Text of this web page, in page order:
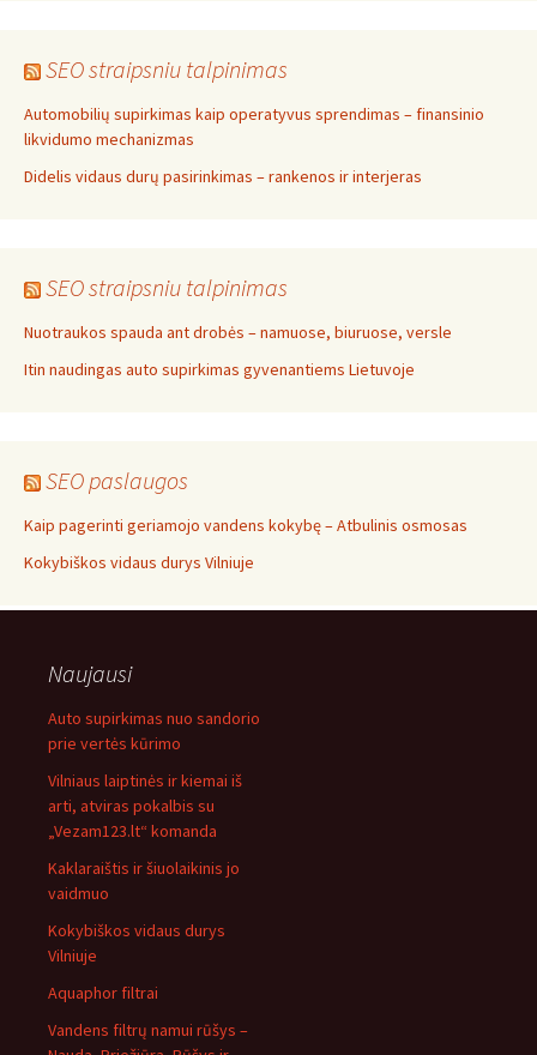
SEO straipsniu talpinimas
Automobilių supirkimas kaip operatyvus sprendimas – finansinio
likvidumo mechanizmas
Didelis vidaus durų pasirinkimas – rankenos ir interjeras
SEO straipsniu talpinimas
Nuotraukos spauda ant drobės – namuose, biuruose, versle
Itin naudingas auto supirkimas gyvenantiems Lietuvoje
SEO paslaugos
Kaip pagerinti geriamojo vandens kokybę – Atbulinis osmosas
Kokybiškos vidaus durys Vilniuje
Naujausi
Auto supirkimas nuo sandorio
prie vertės kūrimo
Vilniaus laiptinės ir kiemai iš
arti, atviras pokalbis su
„Vezam123.lt“ komanda
Kaklaraištis ir šiuolaikinis jo
vaidmuo
Kokybiškos vidaus durys
Vilniuje
Aquaphor filtrai
Vandens filtrų namui rūšys –